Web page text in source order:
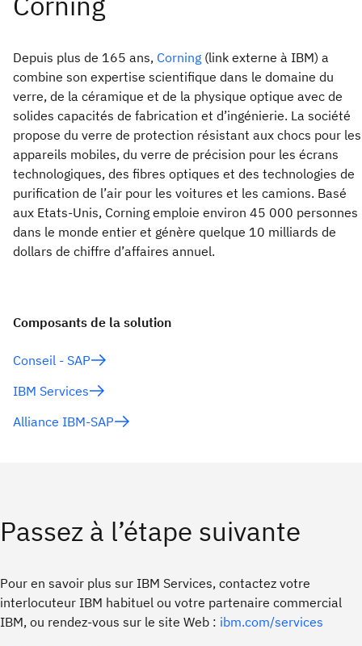
Depuis plus de 165 ans, Corning (link externe à IBM) a
combine son expertise scientifique dans le domaine du
verre, de la céramique et de la physique optique avec de
solides capacités de fabrication et d’ingénierie. La société
propose du verre de protection résistant aux chocs pour les
appareils mobiles, du verre de précision pour les écrans
technologiques, des fibres optiques et des technologies de
purification de l’air pour les voitures et les camions. Basé
aux Etats-Unis, Corning emploie environ 45 000 personnes
dans le monde entier et génère quelque 10 milliards de
dollars de chiffre d’affaires annuel.
Composants de la solution
Conseil - SAP
IBM Services
Alliance IBM-SAP
Passez à l’étape suivante
Pour en savoir plus sur IBM Services, contactez votre
interlocuteur IBM habituel ou votre partenaire commercial
IBM, ou rendez-vous sur le site Web : ibm.com/services